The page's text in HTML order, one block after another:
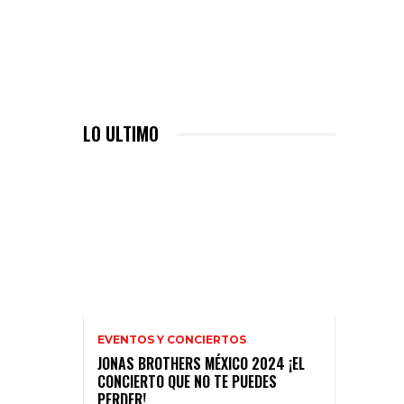
LO ULTIMO
EVENTOS Y CONCIERTOS
JONAS BROTHERS MÉXICO 2024 ¡EL
CONCIERTO QUE NO TE PUEDES
PERDER!